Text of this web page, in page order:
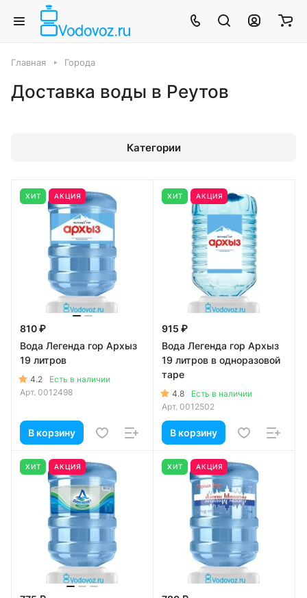
Главная Города
Доставка воды в Реутов
Категории
ХИТ АКЦИЯ
810 ₽
Вода Легенда гор Архыз
19 литров
4.2
Есть в наличии
Арт. 0012498
В корзину
ХИТ АКЦИЯ
915 ₽
Вода Легенда гор Архыз
19 литров в одноразовой
таре
4.8
Есть в наличии
Арт. 0012502
В корзину
ХИТ АКЦИЯ ХИТ АКЦИЯ